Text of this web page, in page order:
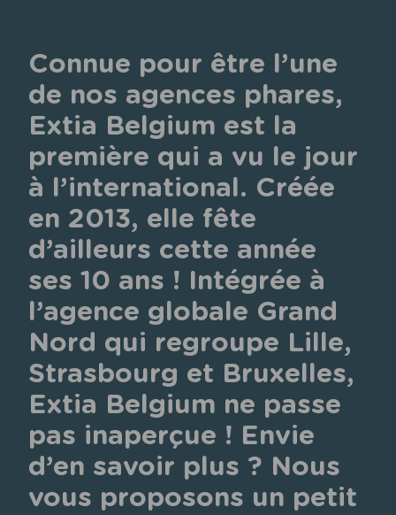
Connue pour être l’une
de nos agences phares,
Extia Belgium est la
première qui a vu le jour
à l’international. Créée
en 2013, elle fête
d’ailleurs cette année
ses 10 ans ! Intégrée à
l’agence globale Grand
Nord qui regroupe Lille,
Strasbourg et Bruxelles,
Extia Belgium ne passe
pas inaperçue ! Envie
d’en savoir plus ? Nous
vous proposons un petit